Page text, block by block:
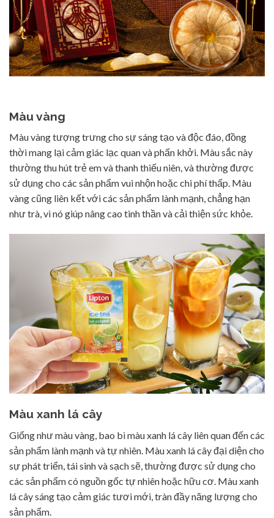
Màu vàng
Màu vàng tượng trưng cho sự sáng tạo và độc đáo, đồng
thời mang lại cảm giác lạc quan và phấn khởi. Màu sắc này
thường thu hút trẻ em và thanh thiếu niên, và thường được
sử dụng cho các sản phẩm vui nhộn hoặc chi phí thấp. Màu
vàng cũng liên kết với các sản phẩm lành mạnh, chẳng hạn
như trà, vì nó giúp nâng cao tinh thần và cải thiện sức khỏe.
Màu xanh lá cây
Giống như màu vàng, bao bì màu xanh lá cây liên quan đến các
sản phẩm lành mạnh và tự nhiên. Màu xanh lá cây đại diện cho
sự phát triển, tái sinh và sạch sẽ, thường được sử dụng cho
các sản phẩm có nguồn gốc tự nhiên hoặc hữu cơ. Màu xanh
lá cây sáng tạo cảm giác tươi mới, tràn đầy năng lượng cho
sản phẩm.